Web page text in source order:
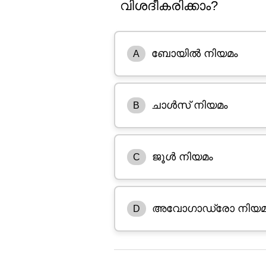
വിശദീകരിക്കാം?
A ബോയിൽ നിയമം
B ചാൾസ് നിയമം
C ജൂൾ നിയമം
D അവോഗാഡ്രോ